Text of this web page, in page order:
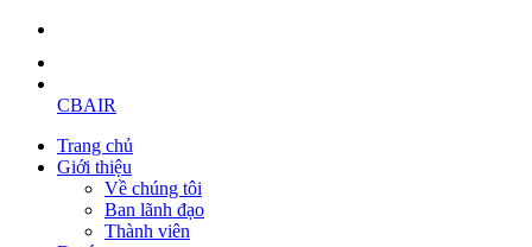
CBAIR
Trang chủ
Giới thiệu
Về chúng tôi
Ban lãnh đạo
Thành viên